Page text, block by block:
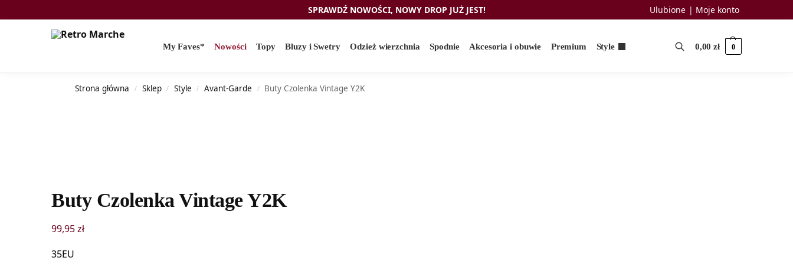
SPRAWDŹ NOWOŚCI, NOWY DROP JUŻ JEST! Ulubione Moje konto
My Faves* Nowości Topy Bluzy i Swetry Odzież wierzchnia Spodnie Akcesoria i obuwie Premium Style
Search
0,00zł 0
Strona główna / Sklep / Style / Avant-Garde / Buty Czolenka Vintage Y2K
Buty Czolenka Vintage Y2K
99,95zł
35EU